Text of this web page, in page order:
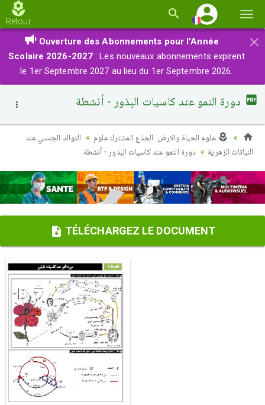
la
Retour
×
Ouverture des Abonnements pour l'Année
Scolaire 2026-2027 : Les nouveaux abonnements expirent
le 1er Septembre 2027 au lieu du 1er Septembre 2026.
دورة النمو عند كاسيات البذور - أنشطة
علوم الحياة والارض: الجذع المشترك علوم
التوالد الجنسي عند
النباتات الزهرية
دورة النمو عند كاسيات البذور - أنشطة
TÉLÉCHARGEZ LE DOCUMENT